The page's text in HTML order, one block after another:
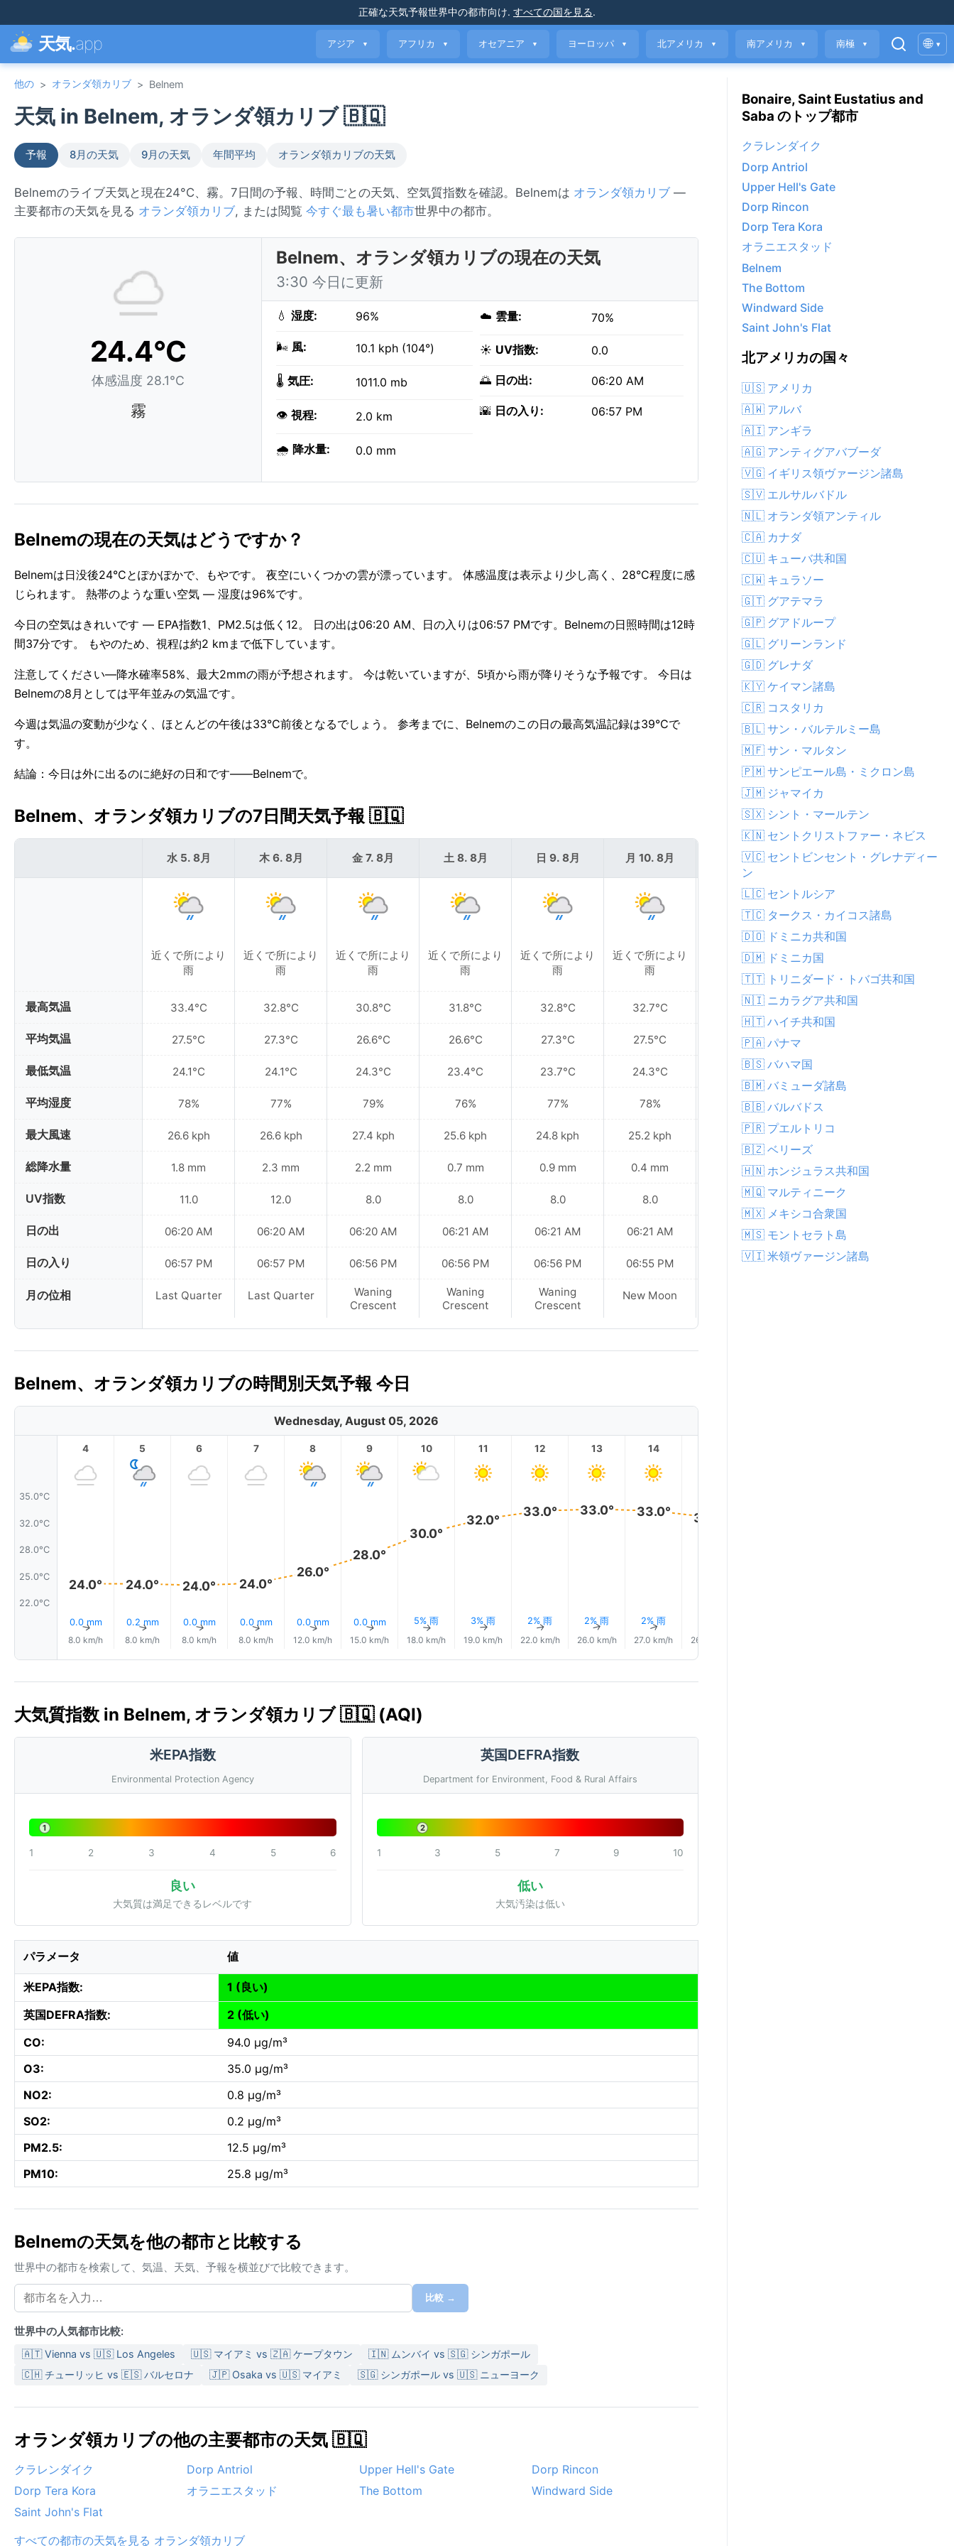
正確な天気予報世界中の都市向け. すべての国を見る.
天気.app アジア ▼ アフリカ ▼ オセアニア ▼ ヨーロッパ ▼ 北アメリカ ▼ 南アメリカ ▼ 南極 ▼ 🌐 ▾
他の > オランダ領カリブ > Belnem
天気 in Belnem, オランダ領カリブ 🇧🇶
予報 8月の天気 9月の天気 年間平均 オランダ領カリブの天気
Belnemのライブ天気と現在24°C、霧。7日間の予報、時間ごとの天気、空気質指数を確認。Belnemは オランダ領カリブ —
主要都市の天気を見る オランダ領カリブ, または閲覧 今すぐ最も暑い都市世界中の都市。
24.4°C
体感温度 28.1°C
霧
Belnem、オランダ領カリブの現在の天気
3:30 今日に更新
💧 湿度: 96%
🌬️ 風: 10.1 kph (104°)
🌡️ 気圧: 1011.0 mb
👁️ 視程: 2.0 km
🌧️ 降水量: 0.0 mm
☁️ 雲量: 70%
☀️ UV指数: 0.0
🌅 日の出: 06:20 AM
🌇 日の入り: 06:57 PM
Belnemの現在の天気はどうですか？
Belnemは日没後24°Cとぽかぽかで、もやです。 夜空にいくつかの雲が漂っています。 体感温度は表示より少し高く、28°C程度に感
じられます。 熱帯のような重い空気 — 湿度は96%です。
今日の空気はきれいです — EPA指数1、PM2.5は低く12。 日の出は06:20 AM、日の入りは06:57 PMです。Belnemの日照時間は12時
間37分です。 もやのため、視程は約2 kmまで低下しています。
注意してください—降水確率58%、最大2mmの雨が予想されます。 今は乾いていますが、5頃から雨が降りそうな予報です。 今日は
Belnemの8月としては平年並みの気温です。
今週は気温の変動が少なく、ほとんどの午後は33°C前後となるでしょう。 参考までに、Belnemのこの日の最高気温記録は39°Cで
す。
結論：今日は外に出るのに絶好の日和です——Belnemで。
Belnem、オランダ領カリブの7日間天気予報 🇧🇶
最高気温
平均気温
最低気温
平均湿度
最大風速
総降水量
UV指数
日の出
日の入り
月の位相
水 5. 8月
近くで所により
雨
33.4°C
27.5°C
24.1°C
78%
26.6 kph
1.8 mm
11.0
06:20 AM
06:57 PM
Last Quarter
木 6. 8月
近くで所により
雨
32.8°C
27.3°C
24.1°C
77%
26.6 kph
2.3 mm
12.0
06:20 AM
06:57 PM
Last Quarter
金 7. 8月
近くで所により
雨
30.8°C
26.6°C
24.3°C
79%
27.4 kph
2.2 mm
8.0
06:20 AM
06:56 PM
Waning
Crescent
土 8. 8月
近くで所により
雨
31.8°C
26.6°C
23.4°C
76%
25.6 kph
0.7 mm
8.0
06:21 AM
06:56 PM
Waning
Crescent
日 9. 8月
近くで所により
雨
32.8°C
27.3°C
23.7°C
77%
24.8 kph
0.9 mm
8.0
06:21 AM
06:56 PM
Waning
Crescent
月 10. 8月
近くで所により
雨
32.7°C
27.5°C
24.3°C
78%
25.2 kph
0.4 mm
8.0
06:21 AM
06:55 PM
New Moon
火 11. 8月
晴れ
33.4°C
27.5°C
24.2°C
79%
24.5 kph
0.3 mm
8.0
06:21 AM
06:55 PM
Belnem、オランダ領カリブの時間別天気予報 今日
Wednesday, August 05, 2026
35.0°C
32.0°C
28.0°C
25.0°C
22.0°C
4
24.0°
0.0 mm
↑
8.0 km/h
5
24.0°
0.2 mm
↑
8.0 km/h
6
24.0°
0.0 mm
↑
8.0 km/h
7
24.0°
0.0 mm
↑
8.0 km/h
8
26.0°
0.0 mm
↑
12.0 km/h
9
28.0°
0.0 mm
↑
15.0 km/h
10
30.0°
5% 雨
↑
18.0 km/h
11
32.0°
3% 雨
↑
19.0 km/h
12
33.0°
2% 雨
↑
22.0 km/h
13
33.0°
2% 雨
↑
26.0 km/h
14
33.0°
2% 雨
↑
27.0 km/h
32.0°
26.0 km/h
大気質指数 in Belnem, オランダ領カリブ 🇧🇶 (AQI)
米EPA指数
Environmental Protection Agency
1
1 2 3 4 5 6
良い
大気質は満足できるレベルです
英国DEFRA指数
Department for Environment, Food & Rural Affairs
2
1 3 5 7 9 10
低い
大気汚染は低い
パラメータ 値
米EPA指数:
1 (良い)
英国DEFRA指数:
2 (低い)
CO:
94.0 µg/m³
O3:
35.0 µg/m³
NO2:
0.8 µg/m³
SO2:
0.2 µg/m³
PM2.5:
12.5 µg/m³
PM10:
25.8 µg/m³
Belnemの天気を他の都市と比較する
世界中の都市を検索して、気温、天気、予報を横並びで比較できます。
比較 →
世界中の人気都市比較:
🇦🇹 Vienna vs 🇺🇸 Los Angeles 🇺🇸 マイアミ vs 🇿🇦 ケープタウン
🇮🇳 ムンバイ vs 🇸🇬 シンガポール
🇨🇭 チューリッヒ vs 🇪🇸 バルセロナ
🇯🇵 Osaka vs 🇺🇸 マイアミ 🇸🇬 シンガポール vs 🇺🇸 ニューヨーク
オランダ領カリブの他の主要都市の天気 🇧🇶
クラレンダイク Dorp Antriol Upper Hell's Gate
Dorp Rincon
Dorp Tera Kora
オラニエスタッド The Bottom
Windward Side
Saint John's Flat
すべての都市の天気を見る オランダ領カリブ
Bonaire, Saint Eustatius and
Saba のトップ都市
クラレンダイク
Dorp Antriol
Upper Hell's Gate
Dorp Rincon
Dorp Tera Kora
オラニエスタッド
Belnem
The Bottom
Windward Side
Saint John's Flat
北アメリカの国々
🇺🇸 アメリカ
🇦🇼 アルバ
🇦🇮 アンギラ
🇦🇬 アンティグアバブーダ
🇻🇬 イギリス領ヴァージン諸島
🇸🇻 エルサルバドル
🇳🇱 オランダ領アンティル
🇨🇦 カナダ
🇨🇺 キューバ共和国
🇨🇼 キュラソー
🇬🇹 グアテマラ
🇬🇵 グアドループ
🇬🇱 グリーンランド
🇬🇩 グレナダ
🇰🇾 ケイマン諸島
🇨🇷 コスタリカ
🇧🇱 サン・バルテルミー島
🇲🇫 サン・マルタン
🇵🇲 サンピエール島・ミクロン島
🇯🇲 ジャマイカ
🇸🇽 シント・マールテン
🇰🇳 セントクリストファー・ネビス
🇻🇨 セントビンセント・グレナディー
ン
🇱🇨 セントルシア
🇹🇨 タークス・カイコス諸島
🇩🇴 ドミニカ共和国
🇩🇲 ドミニカ国
🇹🇹 トリニダード・トバゴ共和国
🇳🇮 ニカラグア共和国
🇭🇹 ハイチ共和国
🇵🇦 パナマ
🇧🇸 バハマ国
🇧🇲 バミューダ諸島
🇧🇧 バルバドス
🇵🇷 プエルトリコ
🇧🇿 ベリーズ
🇭🇳 ホンジュラス共和国
🇲🇶 マルティニーク
🇲🇽 メキシコ合衆国
🇲🇸 モントセラト島
🇻🇮 米領ヴァージン諸島